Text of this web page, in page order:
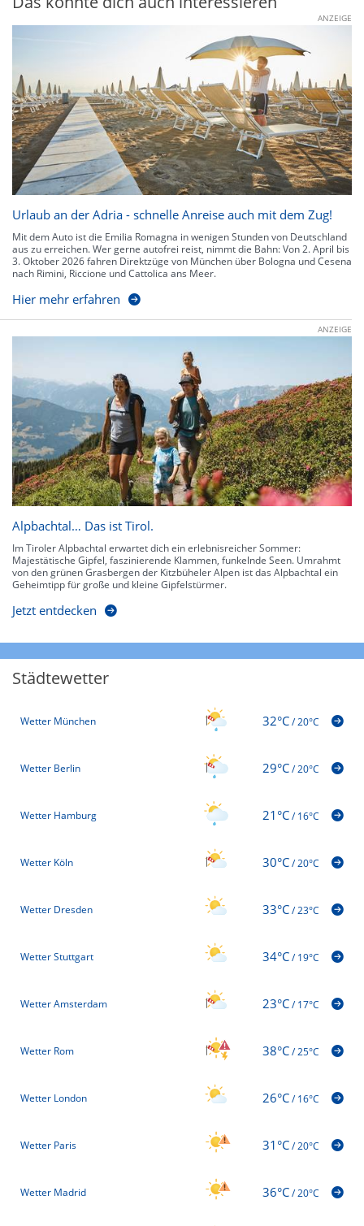
ANZEIGE
Urlaub an der Adria - schnelle Anreise auch mit dem Zug!
Mit dem Auto ist die Emilia Romagna in wenigen Stunden von Deutschland
aus zu erreichen. Wer gerne autofrei reist, nimmt die Bahn: Von 2. April bis
3. Oktober 2026 fahren Direktzüge von München über Bologna und Cesena
nach Rimini, Riccione und Cattolica ans Meer.
Hier mehr erfahren
ANZEIGE
Alpbachtal… Das ist Tirol.
Im Tiroler Alpbachtal erwartet dich ein erlebnisreicher Sommer:
Majestätische Gipfel, faszinierende Klammen, funkelnde Seen. Umrahmt
von den grünen Grasbergen der Kitzbüheler Alpen ist das Alpbachtal ein
Geheimtipp für große und kleine Gipfelstürmer.
Jetzt entdecken
Städtewetter
Wetter München 32°C/20°C
Wetter Berlin 29°C/20°C
Wetter Hamburg 21°C/16°C
Wetter Köln 30°C/20°C
Wetter Dresden 33°C/23°C
Wetter Stuttgart 34°C/19°C
Wetter Amsterdam 23°C/17°C
Wetter Rom 38°C/25°C
Wetter London 26°C/16°C
Wetter Paris 31°C/20°C
Wetter Madrid 36°C/20°C